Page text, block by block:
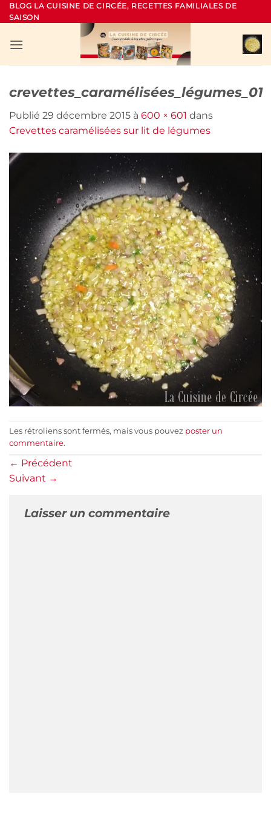
Passer
au
BLOG LA CUISINE DE CIRCÉE, RECETTES FAMILIALES DE
SAISON
crevettes_caramélisées_légumes_01
Publié 29 décembre 2015 à 600 × 601 dans
Crevettes caramélisées sur lit de légumes
Les rétroliens sont fermés, mais vous pouvez poster un
commentaire.
← Précédent
Suivant →
Laisser un commentaire